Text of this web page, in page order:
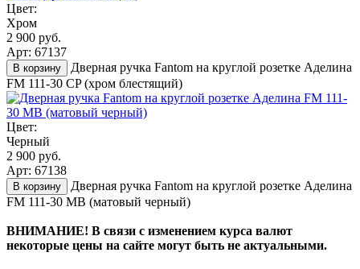
Цвет:
Хром
2 900 руб.
Арт: 67137
В корзину
Дверная ручка Fantom на круглой розетке Аделина
FM 111-30 CP (хром блестящий)
Цвет:
Черный
2 900 руб.
Арт: 67138
В корзину
Дверная ручка Fantom на круглой розетке Аделина
FM 111-30 MB (матовый черный)
ВНИМАНИЕ! В связи с изменением курса валют
некоторые цены на сайте могут быть не актуальными.